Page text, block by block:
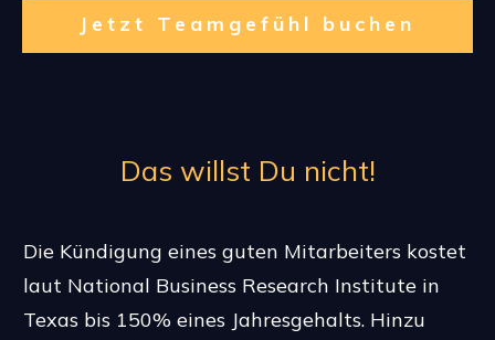
Jetzt Teamgefühl buchen
Das willst Du nicht!
Die Kündigung eines guten Mitarbeiters kostet
laut National Business Research Institute in
Texas bis 150% eines Jahresgehalts. Hinzu